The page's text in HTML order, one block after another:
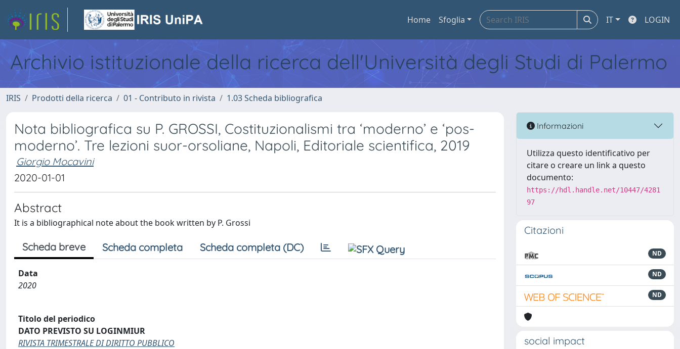
Home Sfoglia IT LOGIN
Archivio istituzionale della ricerca dell'Università degli Studi di Palermo
IRIS Prodotti della ricerca 01 - Contributo in rivista 1.03 Scheda bibliografica
Nota bibliografica su P. GROSSI, Costituzionalismi tra ‘moderno’ e ‘pos-
moderno’. Tre lezioni suor-orsoliane, Napoli, Editoriale scientifica, 2019
Giorgio Mocavini
2020-01-01
Abstract
It is a bibliographical note about the book written by P. Grossi
Scheda breve Scheda completa Scheda completa (DC)
Data
2020
Titolo del periodico
DATO PREVISTO SU LOGINMIUR
RIVISTA TRIMESTRALE DI DIRITTO PUBBLICO
Informazioni
Utilizza questo identificativo per
citare o creare un link a questo
documento:
https://hdl.handle.net/10447/4281
97
Citazioni
ND
ND
ND
social impact